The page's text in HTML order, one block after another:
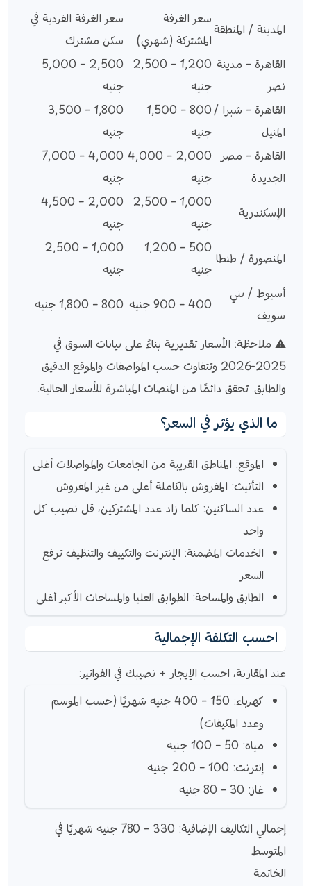
المدينة / المنطقة
سعر الغرفة
المشتركة (شهري)
سعر الغرفة الفردية في
سكن مشترك
القاهرة – مدينة
نصر
1,200 – 2,500
جنيه
2,500 – 5,000
جنيه
القاهرة – شبرا /
المنيل
800 – 1,500
جنيه
1,800 – 3,500
جنيه
القاهرة – مصر
الجديدة
2,000 – 4,000
جنيه
4,000 – 7,000
جنيه
الإسكندرية
1,000 – 2,500
جنيه
2,000 – 4,500
جنيه
المنصورة / طنطا
500 – 1,200
جنيه
1,000 – 2,500
جنيه
أسيوط / بني
سويف
400 – 900 جنيه 800 – 1,800 جنيه
⚠️ ملاحظة: الأسعار تقديرية بناءً على بيانات السوق في
2025-2026 وتتفاوت حسب المواصفات والموقع الدقيق
والطابق. تحقق دائمًا من المنصات المباشرة للأسعار الحالية.
ما الذي يؤثر في السعر؟
الموقع: المناطق القريبة من الجامعات والمواصلات أغلى
التأثيث: المفروش بالكاملة أعلى من غير المفروش
عدد الساكنين: كلما زاد عدد المشتركين، قل نصيب كل
واحد
الخدمات المضمنة: الإنترنت والتكييف والتنظيف ترفع
السعر
الطابق والمساحة: الطوابق العليا والمساحات الأكبر أغلى
احسب التكلفة الإجمالية
عند المقارنة، احسب الإيجار + نصيبك في الفواتير:
كهرباء: 150 – 400 جنيه شهريًا (حسب الموسم
وعدد المكيفات)
مياه: 50 – 100 جنيه
إنترنت: 100 – 200 جنيه
غاز: 30 – 80 جنيه
إجمالي التكاليف الإضافية: 330 – 780 جنيه شهريًا في
المتوسط
الخاتمة